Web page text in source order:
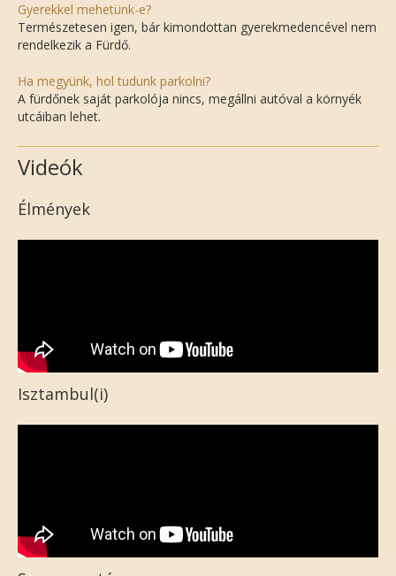
Gyerekkel mehetünk-e?
Természetesen igen, bár kimondottan gyerekmedencével nem
rendelkezik a Fürdő.
Ha megyünk, hol tudunk parkolni?
A fürdőnek saját parkolója nincs, megállni autóval a környék
utcáiban lehet.
Videók
Élmények
Isztambul(i)